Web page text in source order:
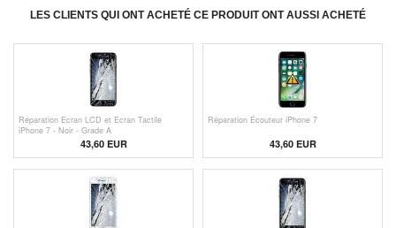
LES CLIENTS QUI ONT ACHETÉ CE PRODUIT ONT AUSSI ACHETÉ
Réparation Ecran LCD et Ecran Tactile
iPhone 7 - Noir - Grade A
43,60 EUR
Réparation Écouteur iPhone 7
43,60 EUR